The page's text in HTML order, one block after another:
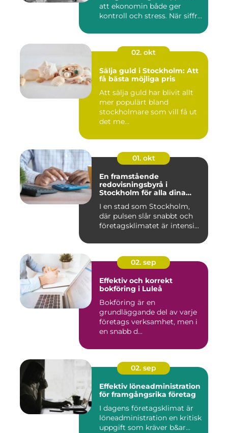
att ekonomin både ger
kontroll och stress. När siffr...
02. okt
Sälja guld i Stockholm: Att
få bästa möjliga pris
Att sälja guld har blivit allt
mer populärt bland
stockholmare som vill få ut
det me...
01. okt
En framstående
redovisningsbyrå i
Stockholm för alla dina
I en stad som Stockholm,
där pulsen slår snabbt och
företagsklimatet är intensi...
02. sep
Effektiv och korrekt
bokföring i Luleå
Bokföring är en
grundläggande del av varje
företags verksamhet, men i
en snabb d...
02. sep
Effektiv löneadministration
för framgångsrika företag
I dagens företagsklimat är
löneadministration en kritisk
uppgift som kräver b&ar...